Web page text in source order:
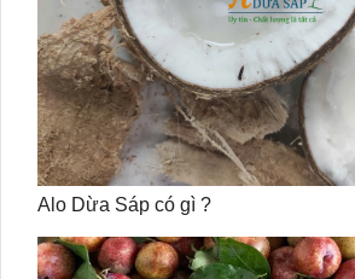
Alo Dừa Sáp có gì ?